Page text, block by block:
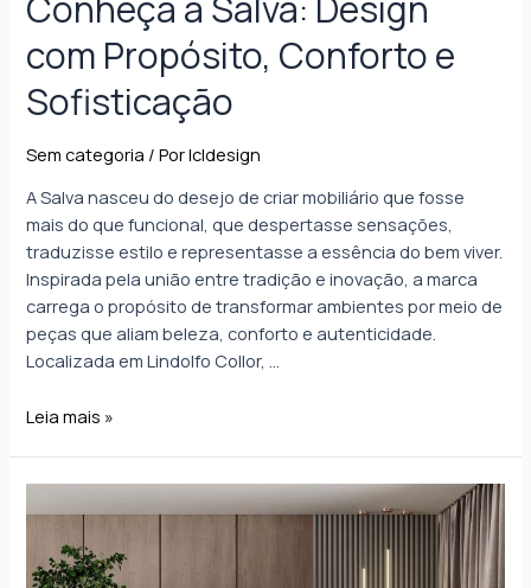
com Propósito, Conforto e
Sofisticação
Sem categoria / Porlcldesign
A Salva nasceu do desejo de criar mobiliário que fosse
mais do que funcional, que despertasse sensações,
traduzisse estilo e representasse a essência do bem viver.
Inspirada pela união entre tradição e inovação, a marca
carrega o propósito de transformar ambientes por meio de
peças que aliam beleza, conforto e autenticidade.
Localizada em Lindolfo Collor, …
Leia mais »